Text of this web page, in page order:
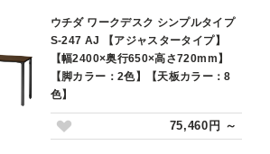
ウチダ ワークデスク シンプルタイプ
S-247 AJ 【アジャスタータイプ】
【幅2400×奥行650×高さ720mm】
【脚カラー：2色】【天板カラー：8
色】
75,460円 ～